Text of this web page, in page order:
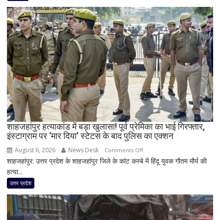
साल
18
करोड़
की
दान
चोरी
का
दावा,
राज
ठाकरे
ने
राम
का
पीएम
मोदी
शाहजहांपुर हत्याकांड में बड़ा खुलासा! पूर्व प्रेमिका का भाई गिरफ्तार,
इंस्टाग्राम पर ‘मार दिया’ स्टेटस के बाद पुलिस का एक्शन
August 6, 2026 News Desk Comments Offon
शाहजहांपुर
बड़ा
खुलासा!
पूर्व
शाहजहांपुर: उत्तर प्रदेश के शाहजहांपुर जिले के कांट कस्बे में हिंदू युवक गौतम मौर्य की
हत्या...
उत्तर प्रदेश